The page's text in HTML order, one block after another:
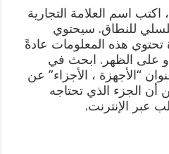
اسم العلامة التجارية
للنطاق. سيحتوي
هذه المعلومات عادةً
على الظهر. ابحث في
“الأجهزة ، الأجزاء” عن
أن الجزء الذي تحتاجه
عبر الإنترنت.